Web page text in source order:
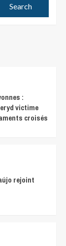
:
victime
croisés
rejoint